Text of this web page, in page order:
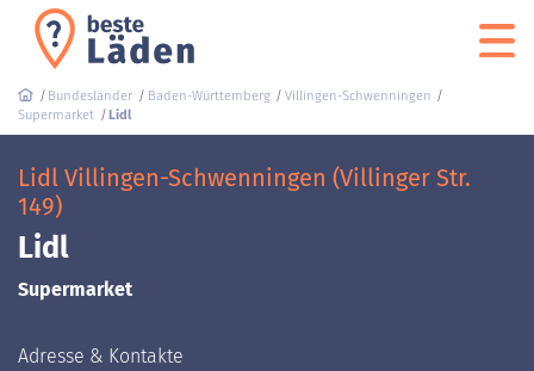
Bundesländer Baden-Württemberg
Villingen-Schwenningen
Supermarket
Lidl
Lidl Villingen-Schwenningen (Villinger Str.
149)
Lidl
Supermarket
Adresse & Kontakte